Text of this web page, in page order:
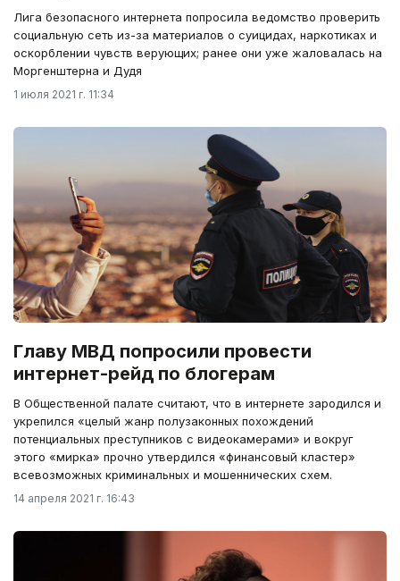
Лига безопасного интернета попросила ведомство проверить
социальную сеть из-за материалов о суицидах, наркотиках и
оскорблении чувств верующих; ранее они уже жаловалась на
Моргенштерна и Дудя
1 июля 2021 г. 11:34
Главу МВД попросили провести
интернет-рейд по блогерам
В Общественной палате считают, что в интернете зародился и
укрепился «целый жанр полузаконных похождений
потенциальных преступников с видеокамерами» и вокруг
этого «мирка» прочно утвердился «финансовый кластер»
всевозможных криминальных и мошеннических схем.
14 апреля 2021 г. 16:43